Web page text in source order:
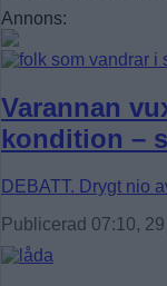
Annons:
Varannan
kondition –
DEBATT. Drygt nio
Publicerad 07:10,